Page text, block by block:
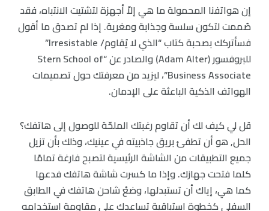
إن هواتفنا المحمولة ما هي إلاّ أجهزة لتشتيت الانتباه، فقد
صُممت لتكون سلسة وجذابة ومغرية. إذا لم تصدق ما أقول
فسأتركك بصحبة كتاب “الذي لا يُقاوم/ Irresistable”
للبروفسور (Adam Alter) والصادر عن “Stern School of
Business Associate”، ليزيد من معرفتك حول تصميمات
الهواتف الذكية الباعثة على الإدمان.
قل لي كيف لك أن تقاوم رغبتك الملحّة للوصول إلى هاتفك؟
الحل, هو أن تطفئ بريق جاذبيته في عينيك، وذلك بأن تزيل
جميع التطبيقات من الشاشة الرئيسية لتصبح فارغة تمامًا
كلما فتحت جهازك. وإذا ما كسرت شاشة هاتفك فدعها
كما هي، إياك أن تستبدلها، وضعْ شاحن هاتفك في الطابق
السفلي كخطوة استباقية تساعدك على مقاومة استخدامه